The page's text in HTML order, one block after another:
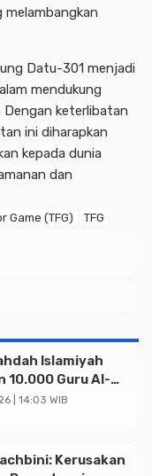
Datu-301 menjadi
mendukung
keterlibatan
ini diharapkan
kepada dunia
dan
Game (TFG) TFG
Islamiyah
10.000 Guru Al-
Istiqlal
| 14:03 WIB
Kerusakan